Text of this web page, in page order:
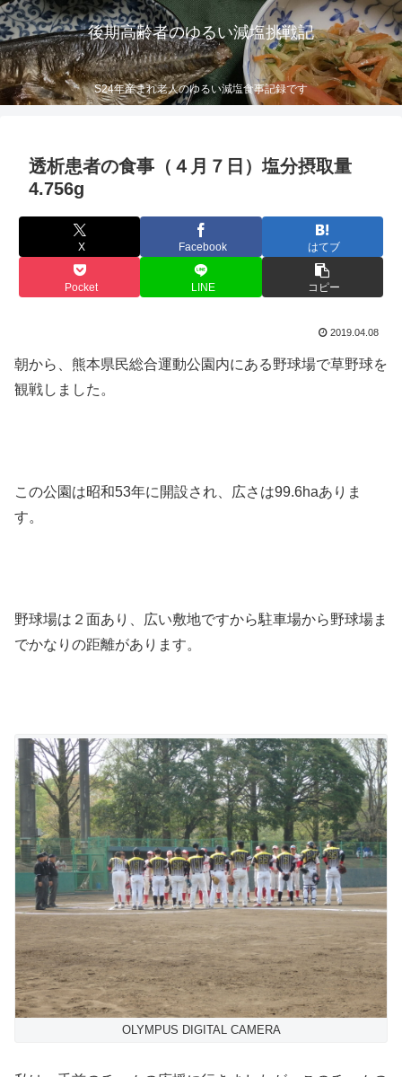
後期高齢者のゆるい減塩挑戦記
S24年産まれ老人のゆるい減塩食事記録です
透析患者の食事（４月７日）塩分摂取量
4.756g
X Facebook はてブ
Pocket LINE コピー
2019.04.08
朝から、熊本県民総合運動公園内にある野球場で草野球を
観戦しました。
この公園は昭和53年に開設され、広さは99.6haありま
す。
野球場は２面あり、広い敷地ですから駐車場から野球場ま
でかなりの距離があります。
OLYMPUS DIGITAL CAMERA